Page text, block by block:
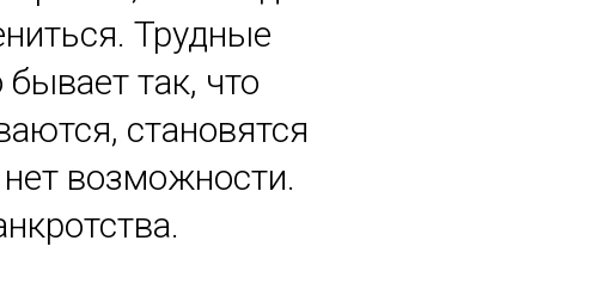
Трудные
так, что
становятся
возможности.